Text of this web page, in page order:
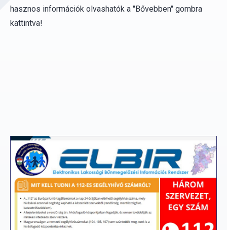
hasznos információk olvashatók a "Bővebben" gombra
kattintva!